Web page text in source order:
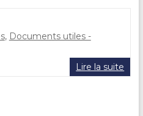
, Documents utiles -
Lire la suite